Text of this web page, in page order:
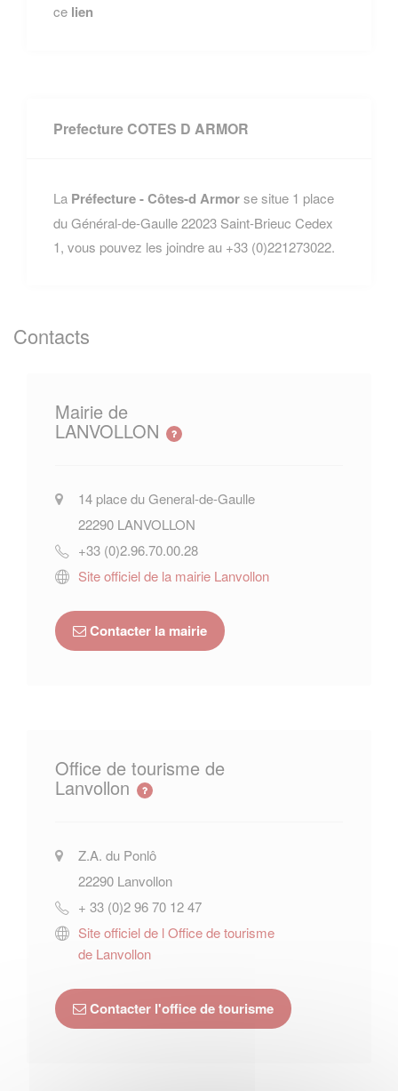
ce lien
Prefecture COTES D ARMOR
La Préfecture - Côtes-d Armorse situe 1 place
du Général-de-Gaulle 22023 Saint-Brieuc Cedex
1, vous pouvez les joindre au +33 (0)221273022.
Contacts
Mairie de
LANVOLLON
14 place du General-de-Gaulle
22290 LANVOLLON
+33 (0)2.96.70.00.28
Site officiel de la mairie Lanvollon
Contacter la mairie
Office de tourisme de
Lanvollon
Z.A. du Ponlô
22290 Lanvollon
+ 33 (0)2 96 70 12 47
Site officiel de l Office de tourisme
de Lanvollon
Contacter l'office de tourisme